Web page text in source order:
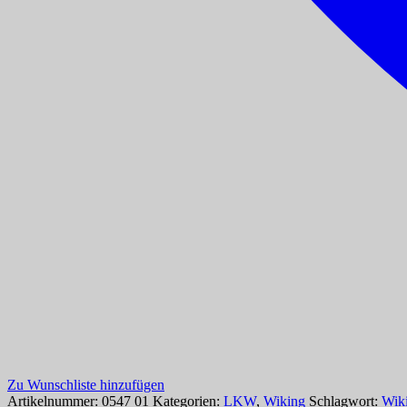
Zu Wunschliste hinzufügen
Artikelnummer: 0547 01 Kategorien: LKW, Wiking Schlagwort: